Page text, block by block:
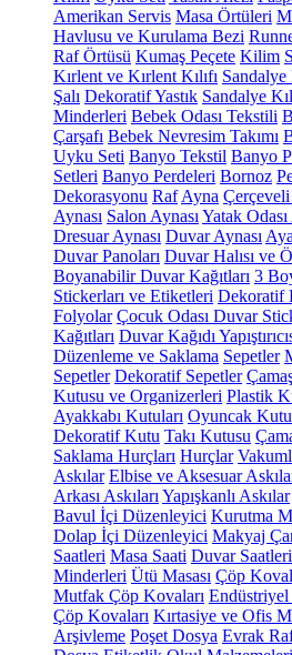
Amerikan Servis Masa Örtüleri
Havlusu ve Kurulama Bezi
Raf Örtüsü Kumaş Peçete Kilim
Kırlent ve Kırlent Kılıfı
Şalı Dekoratif Yastık Sandalye
Minderleri Bebek Odası Tekstili
Çarşafı Bebek Nevresim Takımı
Uyku Seti Banyo Tekstil Banyo
Setleri Banyo Perdeleri Bornoz
Dekorasyonu Raf Ayna
Aynası Salon Aynası Yatak Odası
Dresuar Aynası Duvar Aynası
Duvar Panoları Duvar Halısı ve
Boyanabilir Duvar Kağıtları 3
Stickerları ve Etiketleri Dekoratif
Folyolar Çocuk Odası Duvar
Kağıtları Duvar Kağıdı
Düzenleme ve Saklama Sepetler
Sepetler Dekoratif Sepetler
Kutusu ve Organizerleri Plastik
Ayakkabı Kutuları Oyuncak
Dekoratif Kutu Takı Kutusu
Saklama Hurçları Hurçlar
Askılar Elbise ve Aksesuar
Arkası Askıları Yapışkanlı Askılar
Bavul İçi Düzenleyici Kurutma
Dolap İçi Düzenleyici Makyaj
Saatleri Masa Saati Duvar Saatleri
Minderleri Ütü Masası Çöp
Mutfak Çöp Kovaları Endüstriyel
Çöp Kovaları Kırtasiye ve Ofis
Arşivleme Poşet Dosya Evrak